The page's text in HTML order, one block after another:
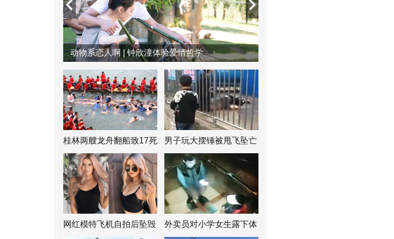
动物系恋人啊 | 钟欣潼体验爱情哲学
桂林两艘龙舟翻船致17死 男子玩大摆锤被甩飞坠亡
网红模特飞机自拍后坠毁 外卖员对小学女生露下体